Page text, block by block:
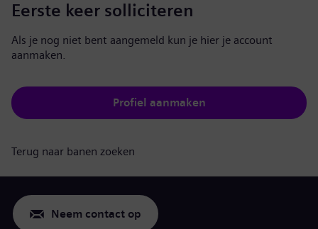
Eerste keer solliciteren
Als je nog niet bent aangemeld kun je hier je account
aanmaken.
Profiel aanmaken
Terug naar banen zoeken
Neem contact op